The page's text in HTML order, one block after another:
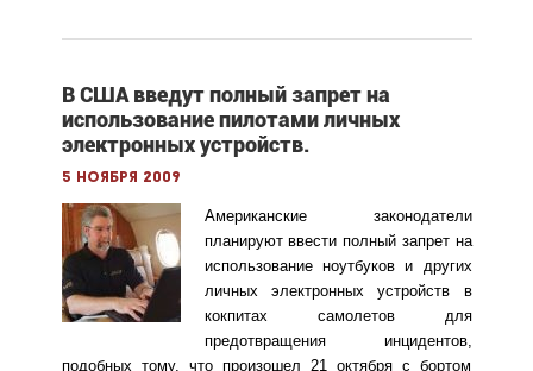
В США введут полный запрет на
использование пилотами личных
электронных устройств.
5 ноября 2009
Американские законодатели
планируют ввести полный запрет на
использование ноутбуков и других
личных электронных устройств в
кокпитах самолетов для
предотвращения инцидентов,
подобных тому, что произошел 21 октября с бортом